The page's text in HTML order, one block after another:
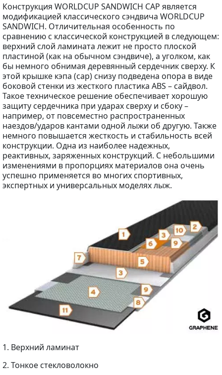
Конструкция WORLDCUP SANDWICH CAP является
модификацией классического сэндвича WORLDCUP
SANDWICH. Отличительная особенность по
сравнению с классической конструкцией в следующем:
верхний слой ламината лежит не просто плоской
пластиной (как на обычном сэндвиче), а уголком, как
бы немного обнимая деревянный сердечник сверху. К
этой крышке кэпа (cap) снизу подведена опора в виде
боковой стенки из жесткого пластика ABS – сайдвол.
Такое техническое решение обеспечивает хорошую
защиту сердечника при ударах сверху и сбоку –
например, от повсеместно распространенных
наездов/ударов кантами одной лыжи об другую. Также
немного повышается жесткость и стабильность всей
конструкции. Одна из наиболее надежных,
реактивных, заряженных конструкций. С небольшими
изменениями в пропорциях материалов она очень
успешно применяется во многих спортивных,
экспертных и универсальных моделях лыж.
1. Верхний ламинат
2. Тонкое стекловолокно